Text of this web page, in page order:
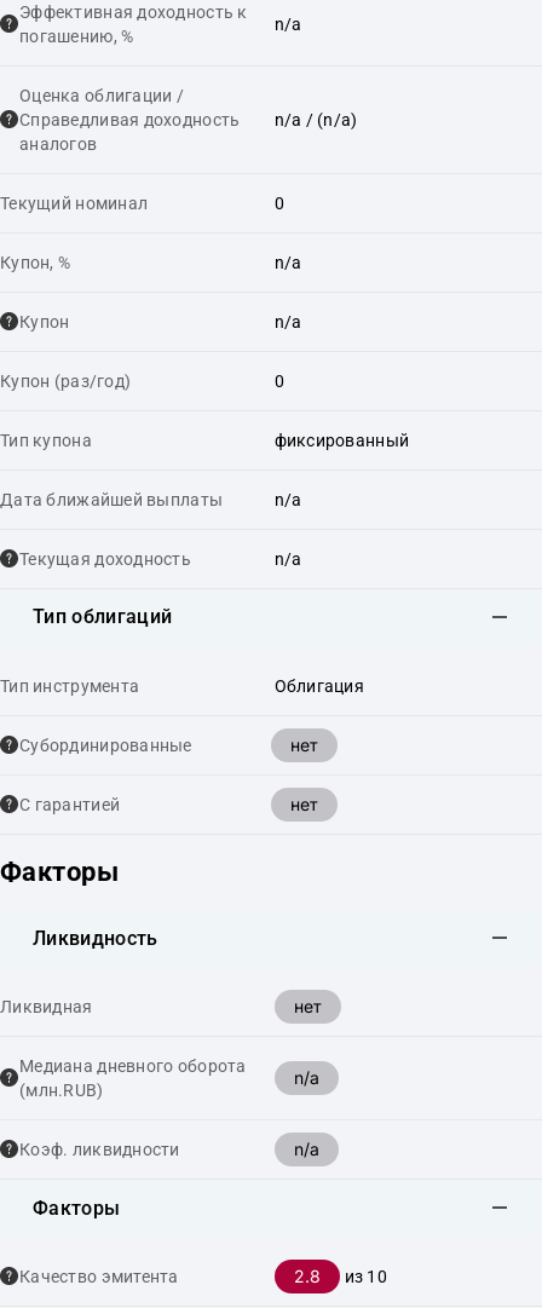
Эффективная доходность к
погашению, %
n/a
Оценка облигации /
Справедливая доходность
аналогов
n/a / (n/a)
Текущий номинал 0
Купон, % n/a
Купон n/a
Купон (раз/год) 0
Тип купона фиксированный
Дата ближайшей выплаты n/a
Текущая доходность n/a
Тип облигаций
Тип инструмента Облигация
Cубординированные нет
С гарантией нет
Факторы
Ликвидность
Ликвидная нет
Медиана дневного оборота
(млн.RUB)
n/a
Коэф. ликвидности n/a
Факторы
Качество эмитента 2.8 из 10